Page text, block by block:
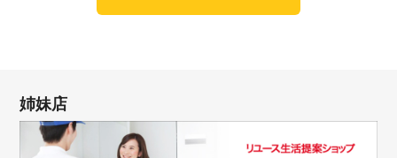
姉妹店